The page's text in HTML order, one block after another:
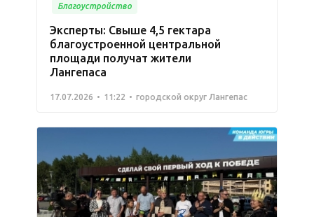
Благоустройство
Эксперты: Свыше 4,5 гектара
благоустроенной центральной
площади получат жители
Лангепаса
17.07.2026 11:22 городской округ Лангепас